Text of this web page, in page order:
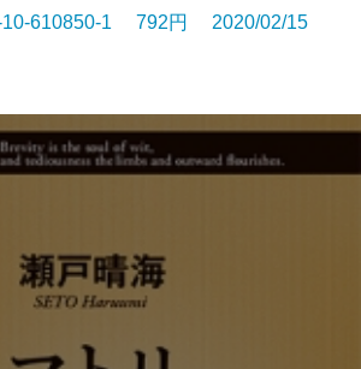
610850-1 792円 2020/02/15